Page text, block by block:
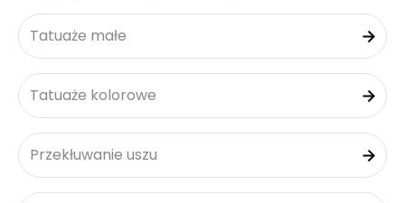
Tatuaże małe
Tatuaże kolorowe
Przekłuwanie uszu